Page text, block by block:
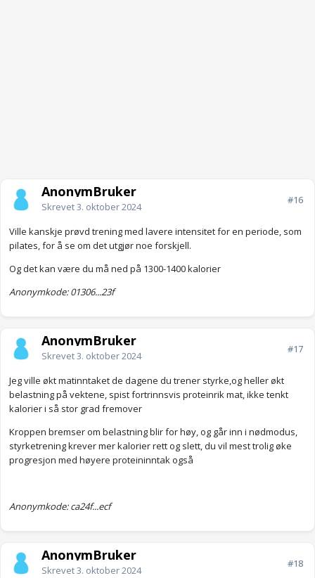
AnonymBruker
Skrevet3. oktober 2024
#16
Ville kanskje prøvd trening med lavere intensitet for en periode, som
pilates, for å se om det utgjør noe forskjell.
Og det kan være du må ned på 1300-1400 kalorier
Anonymkode: 01306...23f
AnonymBruker
Skrevet3. oktober 2024
#17
Jeg ville økt matinntaket de dagene du trener styrke,og heller økt
belastning på vektene, spist fortrinnsvis proteinrik mat, ikke tenkt
kalorier i så stor grad fremover
Kroppen bremser om belastning blir for høy, og går inn i nødmodus,
styrketrening krever mer kalorier rett og slett, du vil mest trolig øke
progresjon med høyere proteininntak også
Anonymkode: ca24f...ecf
AnonymBruker
Skrevet3. oktober 2024
#18